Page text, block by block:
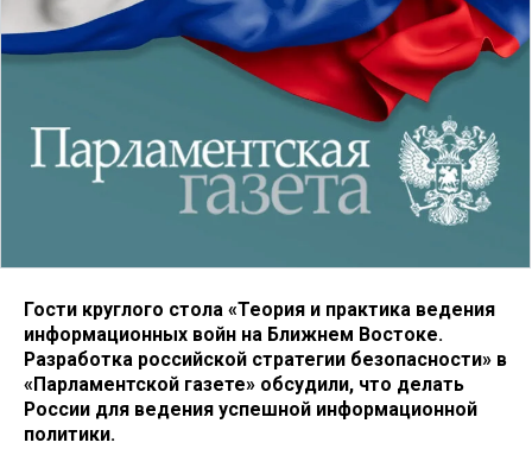
Гости круглого стола «Теория и практика ведения
информационных войн на Ближнем Востоке.
Разработка российской стратегии безопасности» в
«Парламентской газете» обсудили, что делать
России для ведения успешной информационной
политики.